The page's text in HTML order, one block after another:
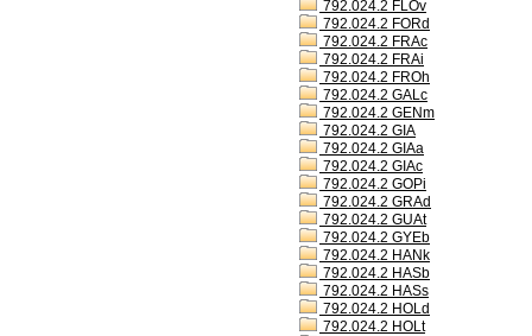
792.024.2 FLOv
792.024.2 FORd
792.024.2 FRAc
792.024.2 FRAi
792.024.2 FROh
792.024.2 GALc
792.024.2 GENm
792.024.2 GIA
792.024.2 GIAa
792.024.2 GIAc
792.024.2 GOPi
792.024.2 GRAd
792.024.2 GUAt
792.024.2 GYEb
792.024.2 HANk
792.024.2 HASb
792.024.2 HASs
792.024.2 HOLd
792.024.2 HOLt